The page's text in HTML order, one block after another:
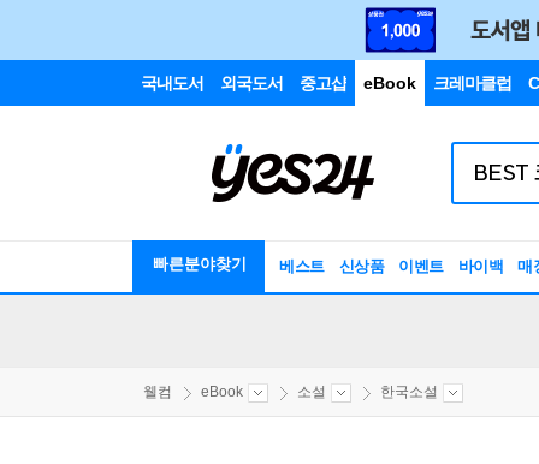
국내도서 외국도서 중고샵 eBook 크레마클럽
빠른분야찾기 베스트 신상품 이벤트 바이백 매
웰컴 eBook 소설 한국소설